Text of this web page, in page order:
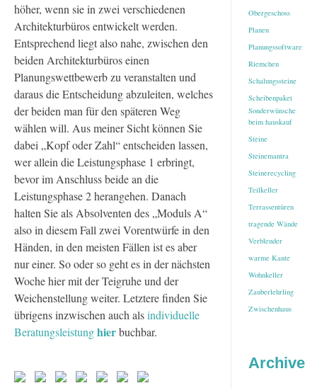
höher, wenn sie in zwei verschiedenen
Architekturbüros entwickelt werden.
Entsprechend liegt also nahe, zwischen den
beiden Architekturbüros einen
Planungswettbewerb zu veranstalten und
daraus die Entscheidung abzuleiten, welches
der beiden man für den späteren Weg
wählen will. Aus meiner Sicht können Sie
dabei „Kopf oder Zahl“ entscheiden lassen,
wer allein die Leistungsphase 1 erbringt,
bevor im Anschluss beide an die
Leistungsphase 2 herangehen. Danach
halten Sie als Absolventen des „Moduls A“
also in diesem Fall zwei Vorentwürfe in den
Händen, in den meisten Fällen ist es aber
nur einer. So oder so geht es in der nächsten
Woche hier mit der Teigruhe und der
Weichenstellung weiter. Letztere finden Sie
übrigens inzwischen auch alsindividuelle
Beratungsleistunghierbuchbar.
Obergeschoss
Planen
Planungssoftware
Riemchen
Schalungssteine
Scheibenpaket
Sonderwünsche
beim hauskauf
Steine
Steinemantra
Steinerecycling
Teilkeller
Terrassentüren
tragende Wände
Verblender
warme Kante
Wohnkeller
Zauberlehrling
Zwischenhaus
Archive